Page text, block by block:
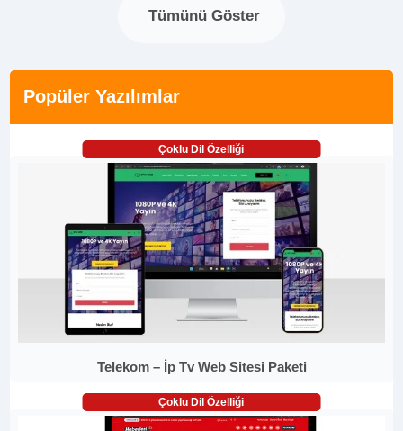
Tümünü Göster
Popüler Yazılımlar
Çoklu Dil Özelliği
Telekom – İp Tv Web Sitesi Paketi
Çoklu Dil Özelliği